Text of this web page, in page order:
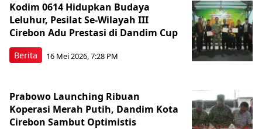
Berita
Kodim 0614 Hidupkan Budaya
Leluhur, Pesilat Se-Wilayah III
Cirebon Adu Prestasi di Dandim Cup
16 Mei 2026, 7:28 PM
Prabowo Launching Ribuan
Koperasi Merah Putih, Dandim Kota
Cirebon Sambut Optimistis